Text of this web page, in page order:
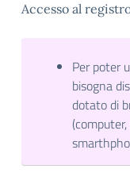
Accesso al
Per poter
bisogna
dotato di